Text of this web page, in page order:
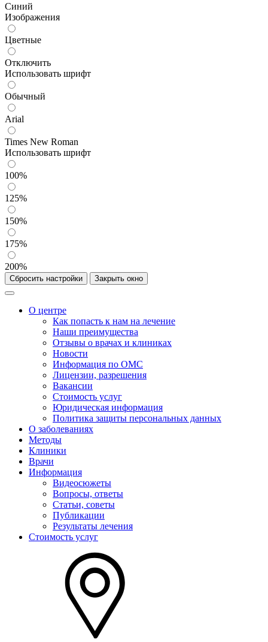
Синий
Изображения
Цветные
Отключить
Использовать шрифт
Обычный
Arial
Times New Roman
Использовать шрифт
100%
125%
150%
175%
200%
Сбросить настройки Закрыть окно
О центре
Как попасть к нам на лечение
Наши преимущества
Отзывы о врачах и клиниках
Новости
Информация по ОМС
Лицензии, разрешения
Вакансии
Стоимость услуг
Юридическая информация
Политика защиты персональных данных
О заболеваниях
Методы
Клиники
Врачи
Информация
Видеосюжеты
Вопросы, ответы
Статьи, советы
Публикации
Результаты лечения
Стоимость услуг